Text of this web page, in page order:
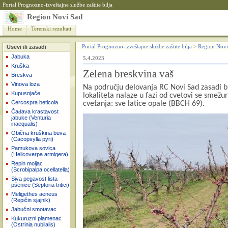
Portal Prognozno-izveštajne službe zaštite bilja
Region Novi Sad
Home Terenski rezultati
Usevi ili zasadi
Jabuka
Kruška
Breskva
Vinova loza
Kupusnjače
Cercospra beticola
Čađava krastavost
jabuke (Venturia
inaequalis)
Obična kruškina buva
(Cacopsylla pyri)
Pamukova sovica
(Helicoverpa armigera)
Repin moljac
(Scrobipalpa ocellatella)
Siva pegavost lista
pšenice (Septoria tritici)
Meligethes aeneus
(Repičin sjajnik)
Jabučni smotavac
Kukuruzni plamenac
(Ostrinia nubilalis)
Portal Prognozno-izveštajne službe zaštite bilja > Region
5.4.2023
Zelena breskvina vaš
Na području delovanja RC Novi Sad
lokaliteta nalaze u fazi od cvetovi se
cvetanja: sve latice opale (BBCH 69).